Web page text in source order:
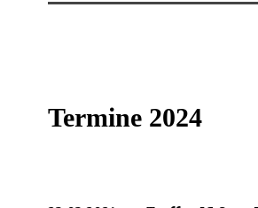
Termine 2024